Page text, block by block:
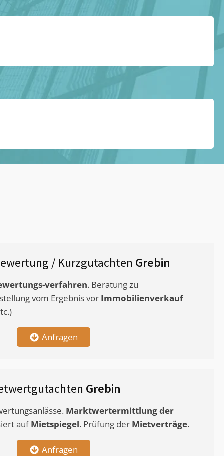
/ Kurzgutachten Grebin
verfahren. Beratung zu
vom Ergebnis vor Immobilienverkauf
Anfragen
Grebin
Marktwertermittlungder
aufMietspiegel. Prüfung der Mietverträge.
Anfragen